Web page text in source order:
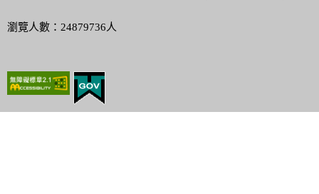
瀏覽人數：24879736人